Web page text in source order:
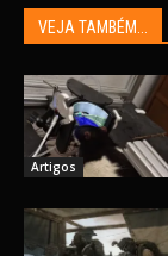
VEJA TAMBÉM...
Artigos